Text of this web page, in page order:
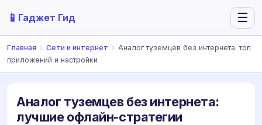
📱 Гаджет Гид ☰
Главная › Сети и интернет › Аналог туземцев без интернета: топ
приложений и настройки
Аналог туземцев без интернета:
лучшие офлайн-стратегии